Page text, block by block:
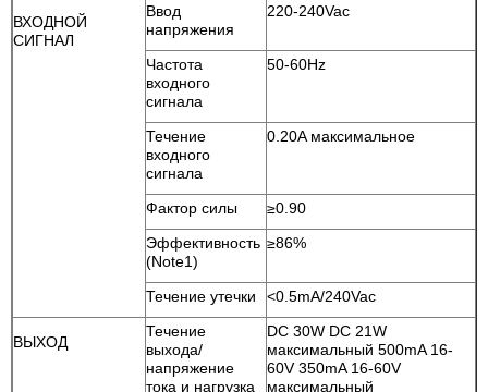
ВХОДНОЙ
СИГНАЛ
Ввод
напряжения
220-240Vac
Частота
входного
сигнала
50-60Hz
Течение
входного
сигнала
0.20A максимальное
Фактор силы
≥0.90
Эффективность
(Note1)
≥86%
Течение утечки <0.5mA/240Vac
ВЫХОД
Течение
выхода/
напряжение
тока и нагрузка
DC 30W DC 21W
максимальный 500mA 16-
60V 350mA 16-60V
максимальный